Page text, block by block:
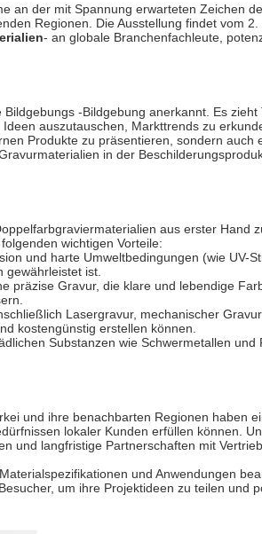
an der mit Spannung erwarteten Zeichen
Regionen. Die Ausstellung findet vom
- an globale Branchenfachleute,
-Bildgebung anerkannt. Es zieht
auszutauschen, Markttrends zu
Produkte zu präsentieren, sondern auch
in der
aus erster Hand
wichtigen Vorteile:
und harte Umweltbedingungen (wie UV-
ist.
präzise Gravur, die klare und lebendige
Lasergravur, mechanischer
kostengünstig erstellen können.
Substanzen wie Schwermetallen und
und ihre benachbarten Regionen haben
lokaler Kunden erfüllen können.
und langfristige Partnerschaften mit
und Anwendungen
um ihre Projektideen zu teilen und